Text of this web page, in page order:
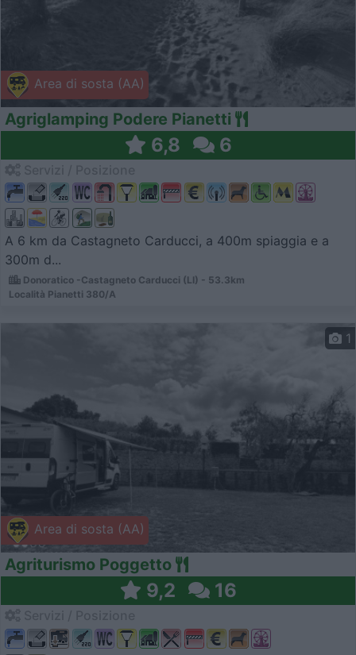
Area di sosta (AA)
Agriglamping Podere Pianetti
6,8 6
A 6 km da Castagneto Carducci, a 400m spiaggia e a
300m d...
Donoratico -Castagneto Carducci (LI) - 53.3km
Località Pianetti 380/A
Area di sosta (AA)
1
Agriturismo Poggetto
9,2 16